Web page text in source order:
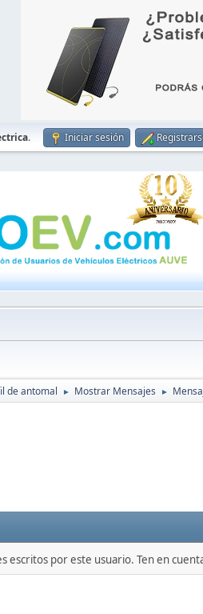
. Iniciar sesión
de antomal ► Mostrar Mensajes ►
escritos por este usuario. Ten en